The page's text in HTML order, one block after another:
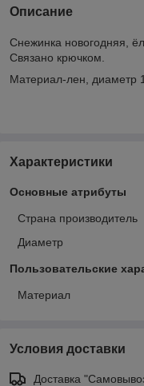
Описание
Снежинка новогодняя,
Связано крючком.
Материал-лен, диаметр
Характеристики
Основные атрибуты
Страна производитель
Диаметр
Пользовательские
Материал
Условия доставки
Доставка